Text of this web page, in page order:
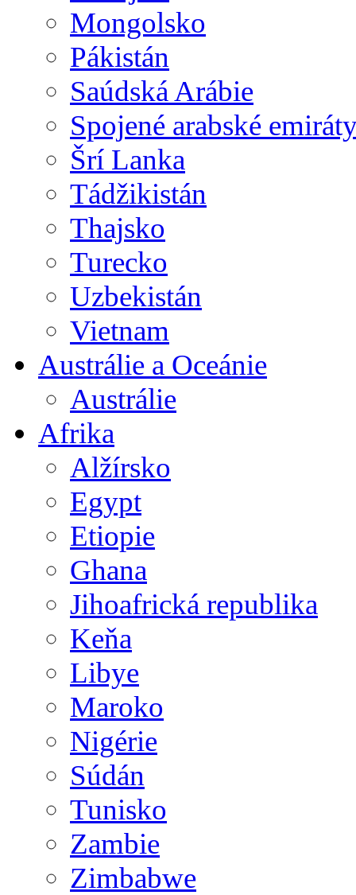
Mongolsko
Pákistán
Saúdská Arábie
Spojené arabské
Šrí Lanka
Tádžikistán
Thajsko
Turecko
Uzbekistán
Vietnam
Austrálie a Oceánie
Austrálie
Afrika
Alžírsko
Egypt
Etiopie
Ghana
Jihoafrická republika
Keňa
Libye
Maroko
Nigérie
Súdán
Tunisko
Zambie
Zimbabwe